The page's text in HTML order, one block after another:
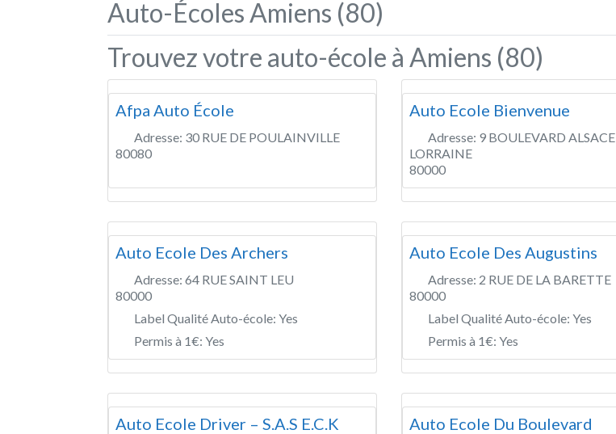
Auto-Écoles Amiens (80)
Trouvez votre auto-école à Amiens (80)
Afpa Auto École
Adresse: 30 RUE DE POULAINVILLE
80080
Auto Ecole Bienvenue
Adresse: 9 BOULEVARD ALSACE
LORRAINE
80000
Auto Ecole Des Archers
Adresse: 64 RUE SAINT LEU
80000
Label Qualité Auto-école: Yes
Permis à 1€: Yes
Auto Ecole Des Augustins
Adresse: 2 RUE DE LA BARETTE
80000
Label Qualité Auto-école: Yes
Permis à 1€: Yes
Auto Ecole Driver – S.A.S E.C.K Auto Ecole Du Boulevard